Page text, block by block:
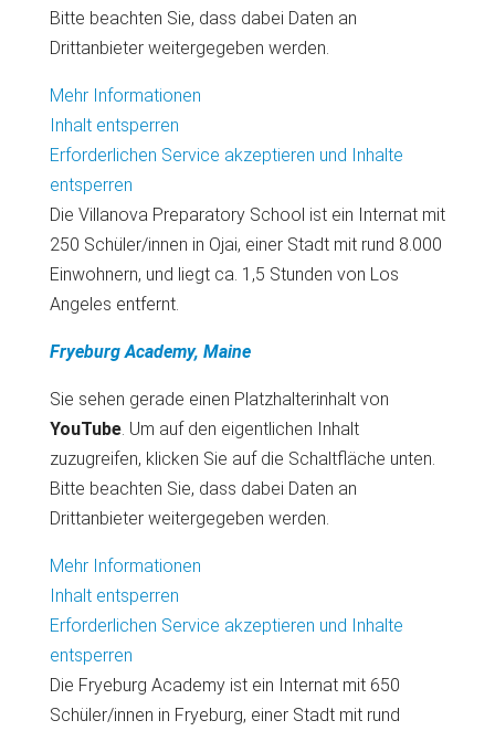
Bitte beachten Sie, dass dabei Daten an
Drittanbieter weitergegeben werden.
Mehr Informationen
Inhalt entsperren
Erforderlichen Service akzeptieren und Inhalte
entsperren
Die Villanova Preparatory School ist ein Internat mit
250 Schüler/innen in Ojai, einer Stadt mit rund 8.000
Einwohnern, und liegt ca. 1,5 Stunden von Los
Angeles entfernt.
Fryeburg Academy, Maine
Sie sehen gerade einen Platzhalterinhalt von
YouTube. Um auf den eigentlichen Inhalt
zuzugreifen, klicken Sie auf die Schaltfläche unten.
Bitte beachten Sie, dass dabei Daten an
Drittanbieter weitergegeben werden.
Mehr Informationen
Inhalt entsperren
Erforderlichen Service akzeptieren und Inhalte
entsperren
Die Fryeburg Academy ist ein Internat mit 650
Schüler/innen in Fryeburg, einer Stadt mit rund